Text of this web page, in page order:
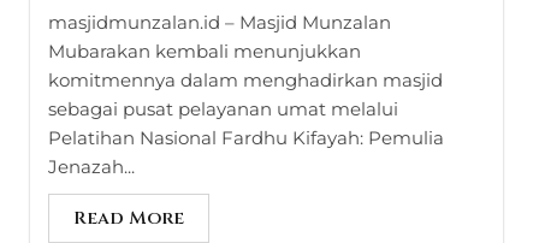
masjidmunzalan.id – Masjid Munzalan
Mubarakan kembali menunjukkan
komitmennya dalam menghadirkan masjid
sebagai pusat pelayanan umat melalui
Pelatihan Nasional Fardhu Kifayah: Pemulia
Jenazah...
Read More